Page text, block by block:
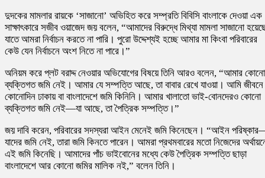
দুদকের মামলার রায়কে ‘সাজানো’ অভিহিত করে সম্প্রতি বিবিসি বাংলাকে দেওয়া এক
সাক্ষাৎকারে সজীব ওয়াজেদ জয় বলেন, “আমাদের বিরুদ্ধে মিথ্যা মামলা সাজানো
যাতে আমরা নির্বাচন করতে না পারি। পুরো উদ্দেশ্যই হচ্ছে আমার মা কিংবা পরিবারের
কেউ যেন নির্বাচনে অংশ নিতে না পারে।”
অনিয়ম করে প্লট বরাদ্দ নেওয়ার অভিযোগের বিষয়ে তিনি আরও বলেন, “আমার কোনো
ব্যক্তিগত জমি নেই। আমার যে সম্পত্তি আছে, তা বাবার রেখে যাওয়া। আমি জীবনে
কোনোদিন ঢাকায় বা বাংলাদেশে জমি কিনিনি। আমার খালাতো ভাই-বোনদেরও কোনো
ব্যক্তিগত জমি নেই—যা আছে, তা পৈত্রিক সম্পত্তি।”
জয় দাবি করেন, পরিবারের সদস্যরা আইন মেনেই জমি কিনেছেন। “আইন
যাদের জমি নেই, তারা জমি কিনতে পারেন। আমরা প্রথমবারের মতো নিজেদের
এই জমি কিনেছি। আমাদের পাঁচ ভাইবোনের মধ্যে কেউ পৈত্রিক সম্পত্তি ছাড়া
বাংলাদেশে আর কোনো জমির মালিক নই,” বলেন তিনি।